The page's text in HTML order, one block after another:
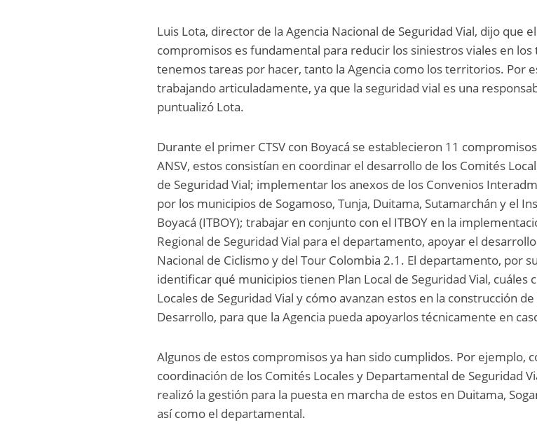
Luis Lota, director de la Agencia Nacional de Seguridad Vial, dijo que
compromisos es fundamental para reducir los siniestros viales en los
tenemos tareas por hacer, tanto la Agencia como los territorios. Por
trabajando articuladamente, ya que la seguridad vial es una
puntualizó Lota.
Durante el primer CTSV con Boyacá se establecieron 11
ANSV, estos consistían en coordinar el desarrollo de los Comités
de Seguridad Vial; implementar los anexos de los Convenios
por los municipios de Sogamoso, Tunja, Duitama, Sutamarchán y el
Boyacá (ITBOY); trabajar en conjunto con el ITBOY en la
Regional de Seguridad Vial para el departamento, apoyar el
Nacional de Ciclismo y del Tour Colombia 2.1. El departamento, por
identificar qué municipios tienen Plan Local de Seguridad Vial, cuáles
Locales de Seguridad Vial y cómo avanzan estos en la construcción de
Desarrollo, para que la Agencia pueda apoyarlos técnicamente en
Algunos de estos compromisos ya han sido cumplidos. Por ejemplo,
coordinación de los Comités Locales y Departamental de Seguridad
realizó la gestión para la puesta en marcha de estos en Duitama,
así como el departamental.